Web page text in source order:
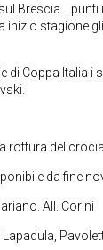
Brescia. I punti
inizio stagione
di Coppa Italia i
rottura del
da fine
All. Corini